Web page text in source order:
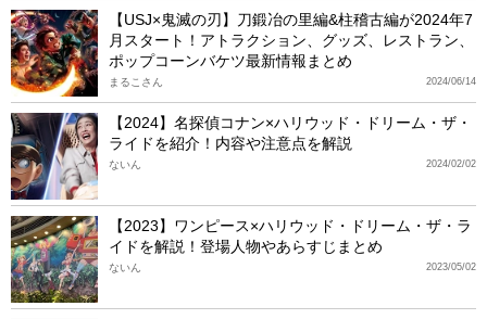
【USJ×鬼滅の刃】刀鍛冶の里編&柱稽古編が2024年7
月スタート！アトラクション、グッズ、レストラン、
ポップコーンバケツ最新情報まとめ
2024/06/14
まるこさん
【2024】名探偵コナン×ハリウッド・ドリーム・ザ・
ライドを紹介！内容や注意点を解説
2024/02/02
ないん
【2023】ワンピース×ハリウッド・ドリーム・ザ・ラ
イドを解説！登場人物やあらすじまとめ
2023/05/02
ないん